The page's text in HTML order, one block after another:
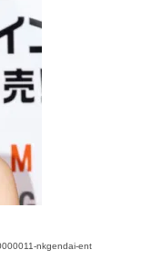
nkgendai-ent